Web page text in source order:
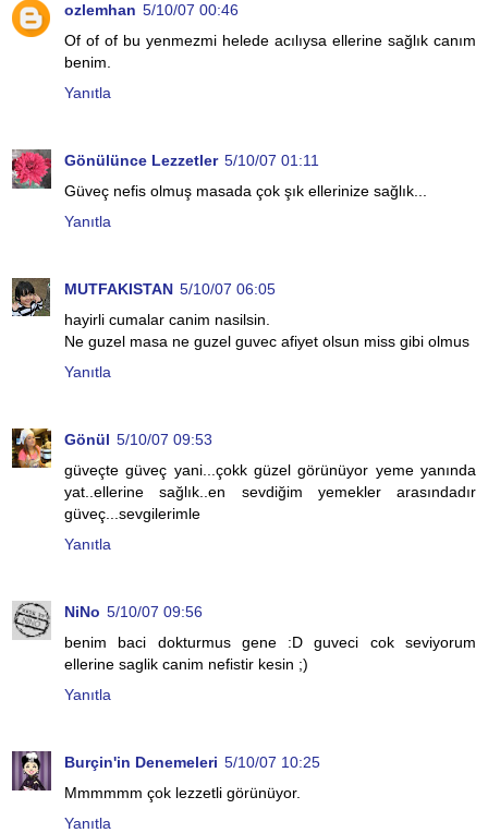
ozlemhan 5/10/07 00:46
Of of of bu yenmezmi helede acılıysa ellerine sağlık canım
benim.
Yanıtla
Gönülünce Lezzetler 5/10/07 01:11
Güveç nefis olmuş masada çok şık ellerinize sağlık...
Yanıtla
MUTFAKISTAN 5/10/07 06:05
hayirli cumalar canim nasilsin.
Ne guzel masa ne guzel guvec afiyet olsun miss gibi olmus
Yanıtla
Gönül 5/10/07 09:53
güveçte güveç yani...çokk güzel görünüyor yeme yanında
yat..ellerine sağlık..en sevdiğim yemekler arasındadır
güveç...sevgilerimle
Yanıtla
NiNo 5/10/07 09:56
benim baci dokturmus gene :D guveci cok seviyorum
ellerine saglik canim nefistir kesin ;)
Yanıtla
Burçin'in Denemeleri 5/10/07 10:25
Mmmmmm çok lezzetli görünüyor.
Yanıtla